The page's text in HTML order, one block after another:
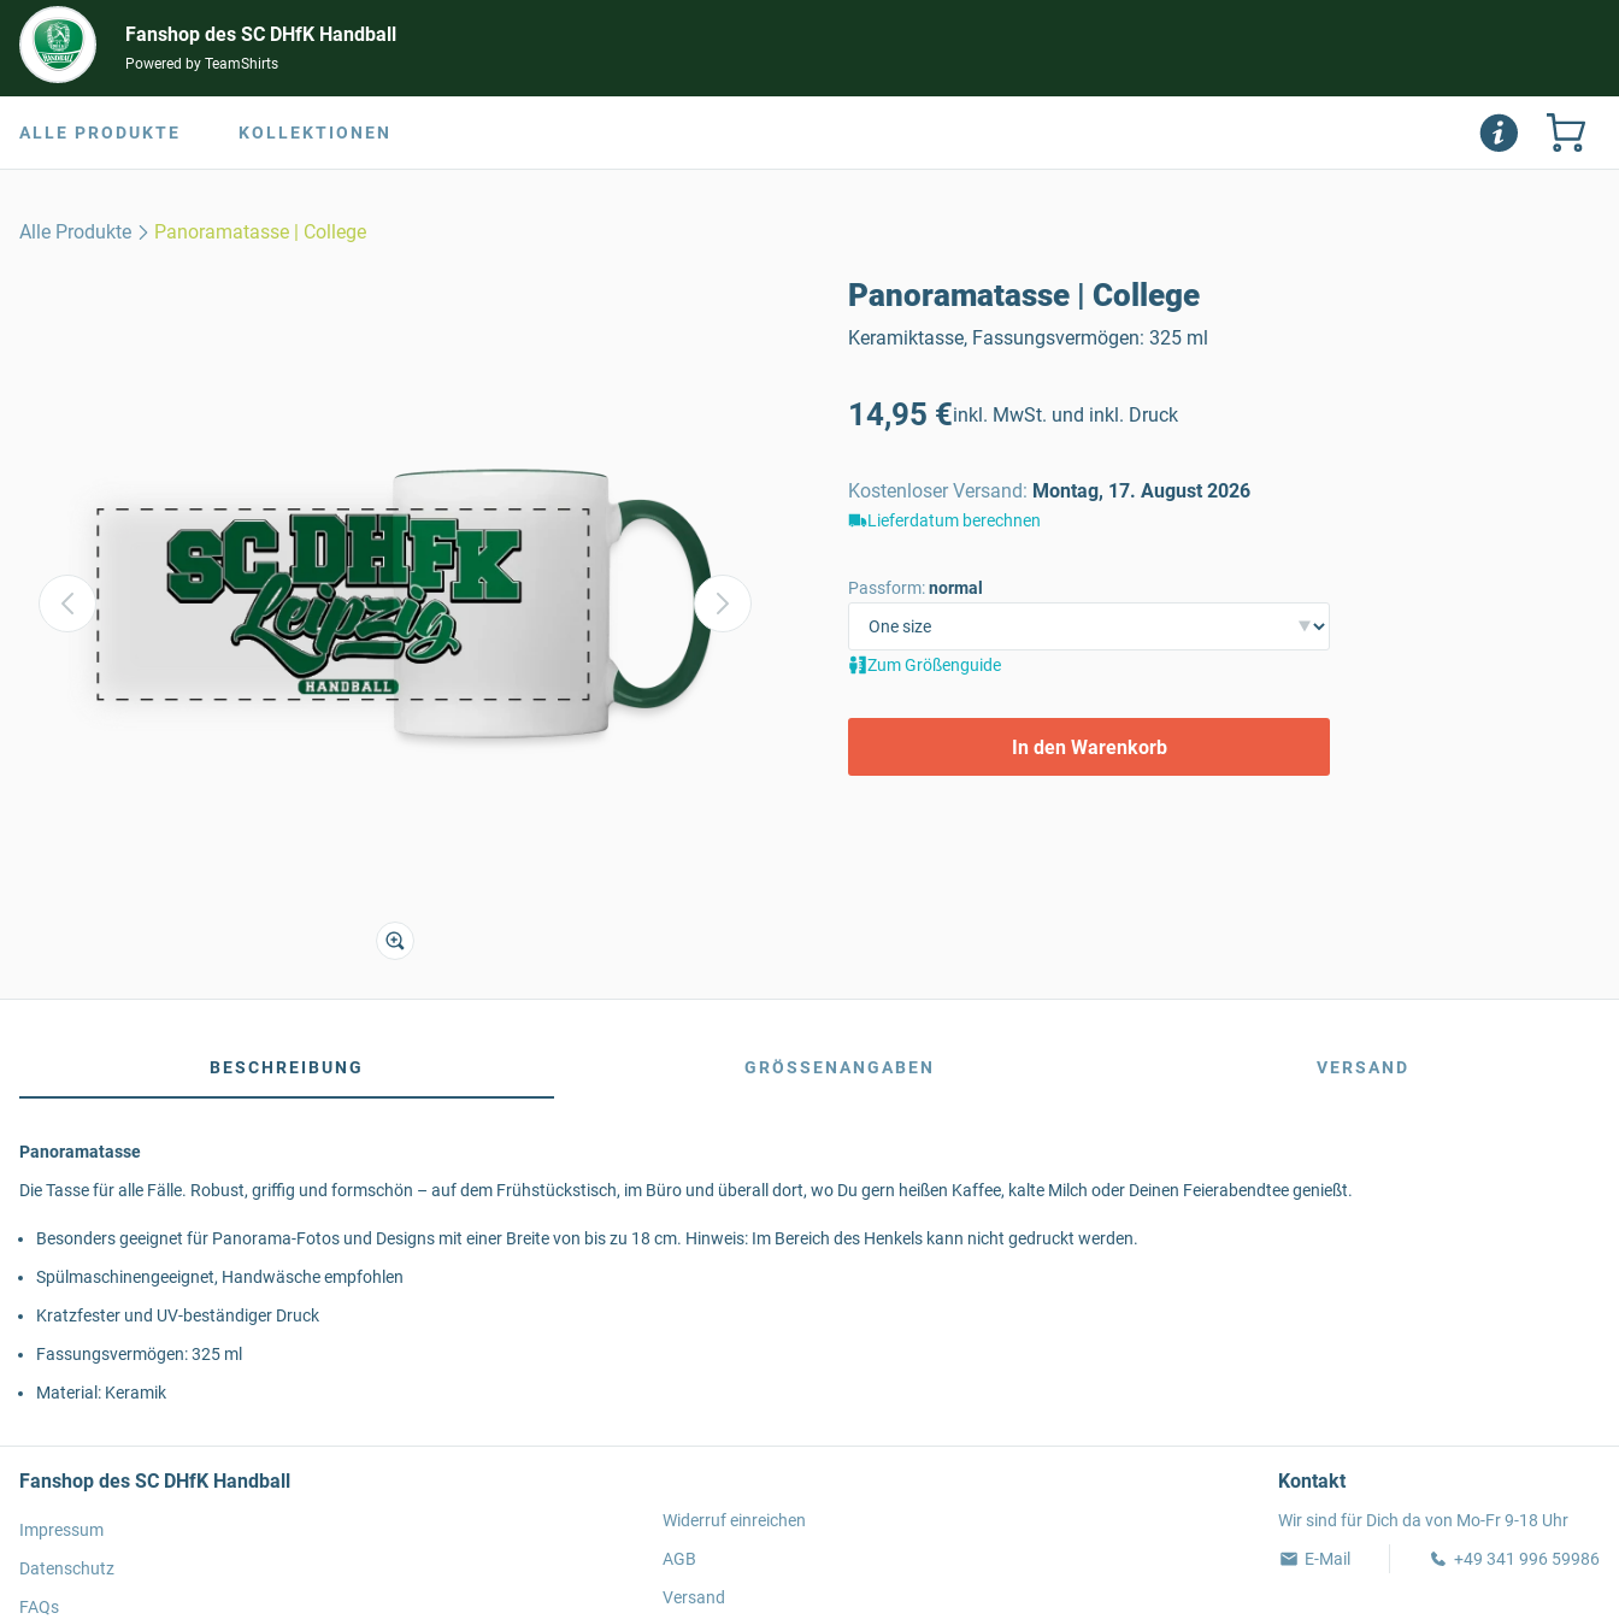
Fanshop des SC DHfK Handball
Powered by TeamShirts
ALLE PRODUKTE KOLLEKTIONEN
Alle Produkte Panoramatasse | College
Panoramatasse | College
Keramiktasse, Fassungsvermögen: 325 ml
14,95 €inkl. MwSt. und inkl. Druck
Kostenloser Versand: Montag, 17. August 2026
Lieferdatum berechnen
Passform:normal
Zum Größenguide
In den Warenkorb
BESCHREIBUNG GRÖSSENANGABEN VERSAND
Panoramatasse
Die Tasse für alle Fälle. Robust, griffig und formschön – auf dem Frühstückstisch, im Büro und überall dort, wo Du gern heißen Kaffee, kalte Milch oder Deinen Feierabendtee genießt.
Besonders geeignet für Panorama-Fotos und Designs mit einer Breite von bis zu 18 cm. Hinweis: Im Bereich des Henkels kann nicht gedruckt werden.
Spülmaschinengeeignet, Handwäsche empfohlen
Kratzfester und UV-beständiger Druck
Fassungsvermögen: 325 ml
Material: Keramik
Fanshop des SC DHfK Handball
Impressum
Datenschutz
FAQs
Widerruf einreichen
AGB
Versand
Kontakt
Wir sind für Dich da von Mo-Fr 9-18 Uhr
E-Mail
+49 341 996 59986